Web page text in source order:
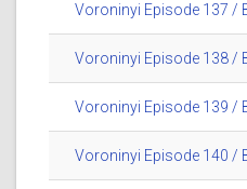
Voroninyi Episode 137 /
Voroninyi Episode 138 /
Voroninyi Episode 139 /
Voroninyi Episode 140 /